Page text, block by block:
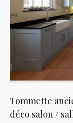
Tommette
déco salon /